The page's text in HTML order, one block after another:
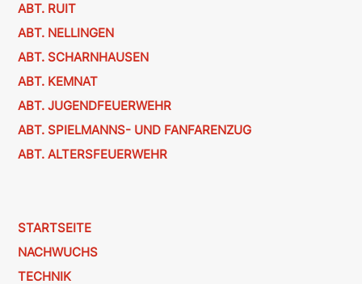
ABT. RUIT
ABT. NELLINGEN
ABT. SCHARNHAUSEN
ABT. KEMNAT
ABT. JUGENDFEUERWEHR
ABT. SPIELMANNS- UND FANFARENZUG
ABT. ALTERSFEUERWEHR
STARTSEITE
NACHWUCHS
TECHNIK